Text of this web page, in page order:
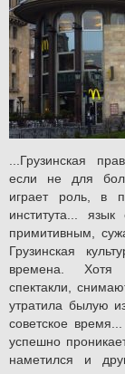
...Грузинская
если не для
играет роль, в
института...
примитивным,
Грузинская
времена. Хотя
спектакли,
утратила былую
советское
успешно
наметился и